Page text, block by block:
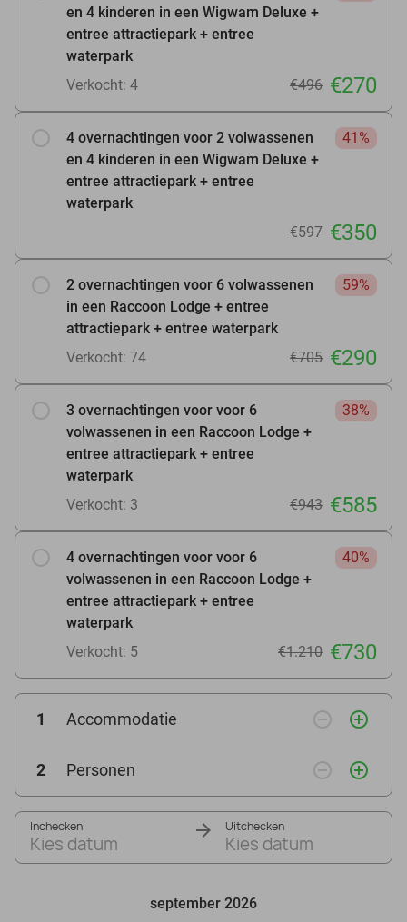
en 4 kinderen in een Wigwam Deluxe +
entree attractiepark + entree
waterpark
Verkocht: 4 €496 €270
4 overnachtingen voor 2 volwassenen
en 4 kinderen in een Wigwam Deluxe +
entree attractiepark + entree
waterpark
41%
€597 €350
2 overnachtingen voor 6 volwassenen
in een Raccoon Lodge + entree
attractiepark + entree waterpark
59%
Verkocht: 74 €705 €290
3 overnachtingen voor voor 6
volwassenen in een Raccoon Lodge +
entree attractiepark + entree
waterpark
38%
Verkocht: 3 €943 €585
4 overnachtingen voor voor 6
volwassenen in een Raccoon Lodge +
entree attractiepark + entree
waterpark
40%
Verkocht: 5 €1.210 €730
1 Accommodatie remove_circle_outline add_circle_outline
2 Personen remove_circle_outline add_circle_outline
Inchecken
Kies datum
Uitchecken
Kies datum
september 2026